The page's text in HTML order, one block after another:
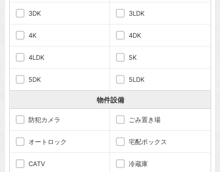
3DK 3LDK
4K 4DK
4LDK 5K
5DK 5LDK
物件設備
防犯カメラ ごみ置き場
オートロック 宅配ボックス
CATV 冷蔵庫